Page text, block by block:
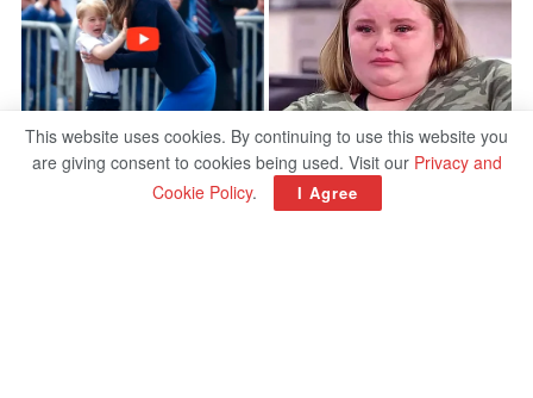
This website uses cookies. By continuing to use this website you
are giving consent to cookies being used. Visit our Privacy and
Cookie Policy. I Agree